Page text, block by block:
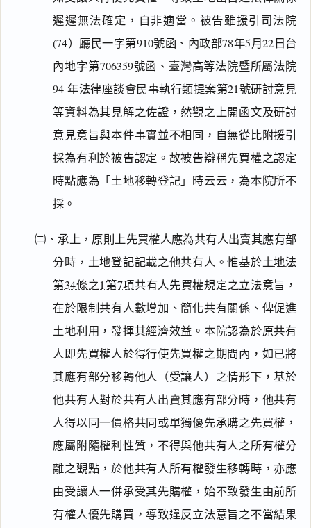
遲遲無法確定，自非適當。被告雖援引司法院
(74）廳民一字第910號函、內政部78年5月22日台
內地字第706359號函、臺灣高等法院暨所屬法院
94 年法律座談會民事執行類提案第21號研討意見
等資料為其見解之佐證，然觀之上開函文及研討
意見意旨與本件事實並不相同，自無從比附援引
採為有利於被告認定。故被告辯稱先買權之認定
時點應為「土地移轉登記」時云云，為本院所不
採。
㈡、承上，原則上先買權人應為共有人出賣其應有部
分時，土地登記記載之他共有人。惟基於土地法
第34條之1第7項共有人先買權規定之立法意旨，
在於限制共有人數增加、簡化共有關係、俾促進
土地利用，發揮其經濟效益。本院認為於原共有
人即先買權人於得行使先買權之期間內，如已將
其應有部分移轉他人（受讓人）之情形下，基於
他共有人對於共有人出賣其應有部分時，他共有
人得以同一價格共同或單獨優先承購之先買權，
應屬附隨權利性質，不得與他共有人之所有權分
離之觀點，於他共有人所有權發生移轉時，亦應
由受讓人一併承受其先購權，始不致發生由前所
有權人優先購買，導致違反立法意旨之不當結果